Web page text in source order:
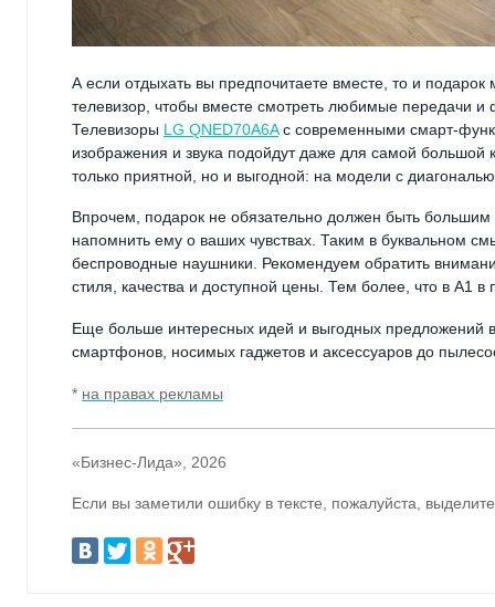
А если отдыхать вы предпочитаете вместе, то и
телевизор, чтобы вместе смотреть любимые передачи
Телевизоры LG QNED70A6Aс современными смарт-
изображения и звука подойдут даже для самой большой
только приятной, но и выгодной: на модели с
Впрочем, подарок не обязательно должен быть большим
напомнить ему о ваших чувствах. Таким в буквальном
беспроводные наушники. Рекомендуем обратить
стиля, качества и доступной цены. Тем более, что в А1
Еще больше интересных идей и выгодных предложений
смартфонов, носимых гаджетов и аксессуаров до
* на правах рекламы
«Бизнес-Лида», 2026
Если вы заметили ошибку в тексте, пожалуйста,